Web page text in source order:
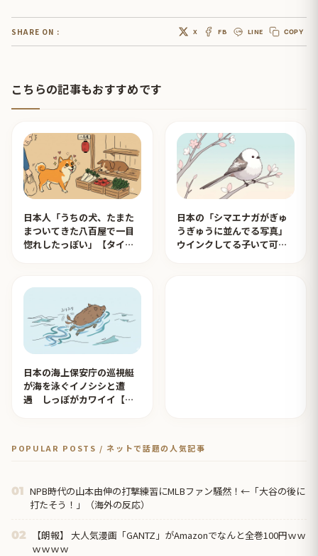
SHARE ON : X FB LINE COPY
こちらの記事もおすすめです
日本人「うちの犬、たまた
まついてきた八百屋で一目
惚れしたっぽい」【タイ人
日本の「シマエナガがぎゅ
うぎゅうに並んでる写真」
ウインクしてる子いて可愛
日本の海上保安庁の巡視艇
が海を泳ぐイノシシと遭
遇 しっぽがカワイイ【タ
POPULAR POSTS / ネットで話題の人気記事
01 NPB時代の山本由伸の打撃練習にMLBファン騒然！←「大谷の後に
打たそう！」（海外の反応）
02
【朗報】 大人気漫画「GANTZ」がAmazonでなんと全巻100円ｗｗ
ｗｗｗｗ